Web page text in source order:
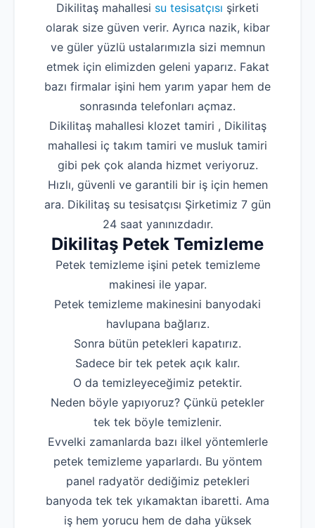
Robotla
Su Kaçağı
Profesyonel Petek
Uzmana Sor
Hakkımızda
İletişim
Dikilitaş mahallesi su tesisatçısı şirketi
olarak size güven verir. Ayrıca nazik, kibar
ve güler yüzlü ustalarımızla sizi memnun
etmek için elimizden geleni yaparız. Fakat
bazı firmalar işini hem yarım yapar hem de
sonrasında telefonları açmaz.
Dikilitaş mahallesi klozet tamiri , Dikilitaş
mahallesi iç takım tamiri ve musluk tamiri
gibi pek çok alanda hizmet veriyoruz.
Hızlı, güvenli ve garantili bir iş için hemen
ara. Dikilitaş su tesisatçısı Şirketimiz 7 gün
24 saat yanınızdadır.
Dikilitaş Petek Temizleme
Petek temizleme işini petek temizleme
makinesi ile yapar.
Petek temizleme makinesini banyodaki
havlupana bağlarız.
Sonra bütün petekleri kapatırız.
Sadece bir tek petek açık kalır.
O da temizleyeceğimiz petektir.
Neden böyle yapıyoruz? Çünkü petekler
tek tek böyle temizlenir.
Evvelki zamanlarda bazı ilkel yöntemlerle
petek temizleme yaparlardı. Bu yöntem
panel radyatör dediğimiz petekleri
banyoda tek tek yıkamaktan ibaretti. Ama
iş hem yorucu hem de daha yüksek